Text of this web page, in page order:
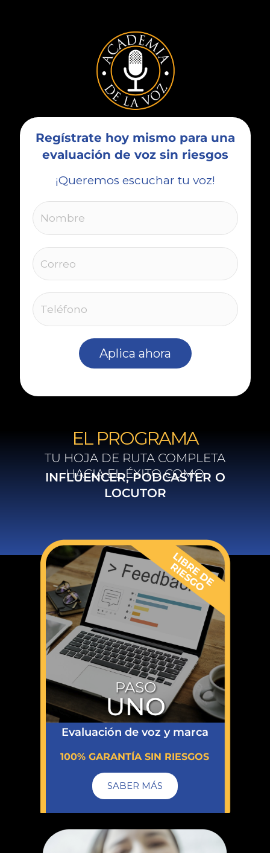
m
Regístrate hoy mismo para una
evaluación de voz sin riesgos
¡Queremos escuchar tu voz!
Aplica ahora
EL PROGRAMA
TU HOJA DE RUTA COMPLETA
HACIA EL ÉXITO COMO
INFLUENCER, PODCASTER O
LOCUTOR
Evaluación de voz y marca
100% GARANTÍA SIN RIESGOS
SABER MÁS